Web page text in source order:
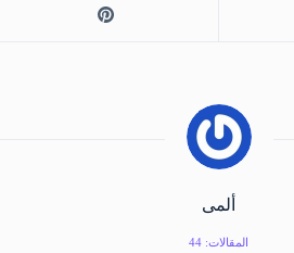
ألمى
المقالات: 44